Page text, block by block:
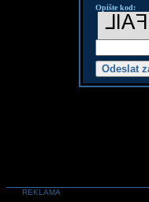
Opište kod:
REKLAMA